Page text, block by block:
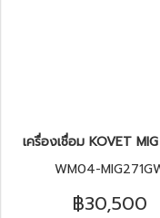
เครื่องเชื่อม KOVET
WM04-
฿30,500